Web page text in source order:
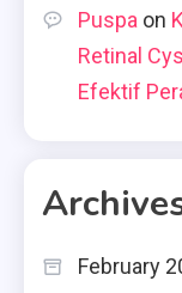
Puspa on
Retinal
Efektif
February